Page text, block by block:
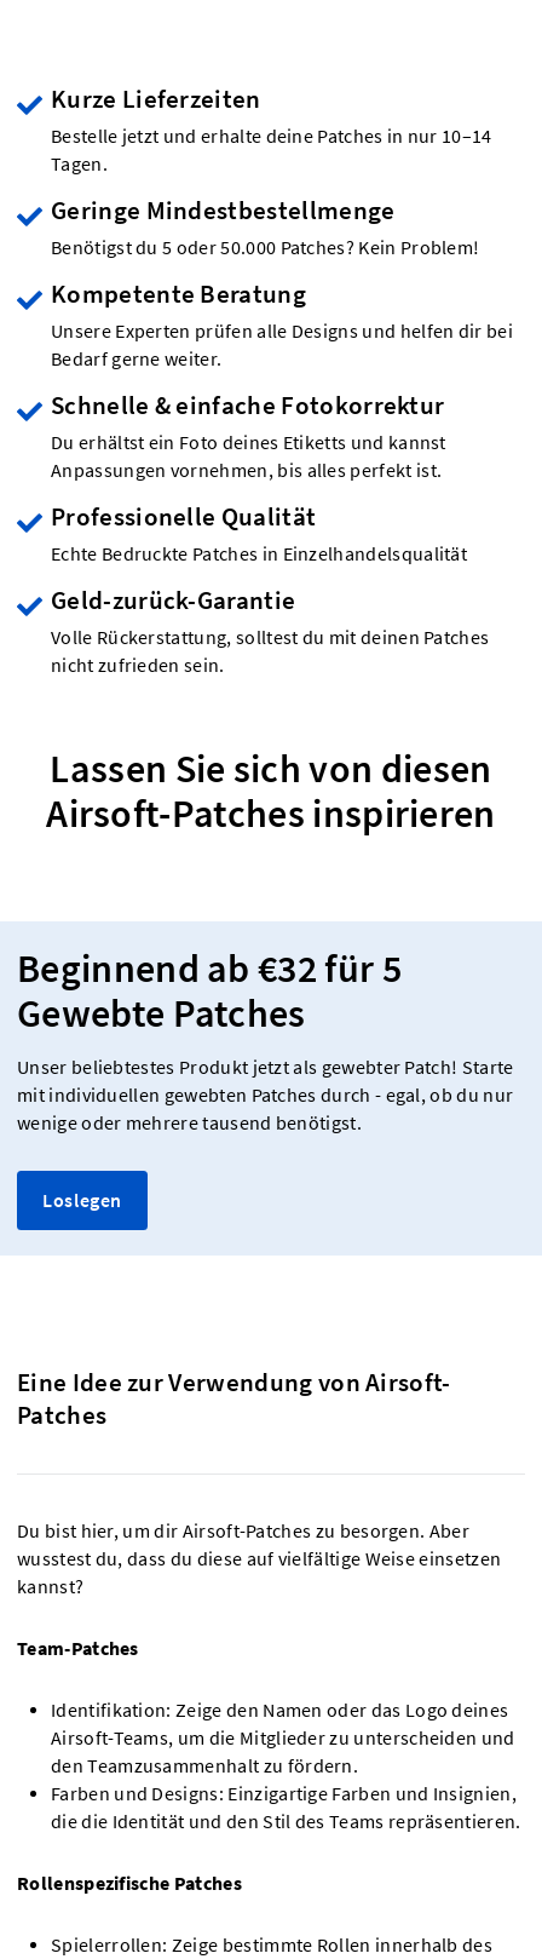
Kurze Lieferzeiten
Bestelle jetzt und erhalte deine Patches in nur 10–14
Tagen.
Geringe Mindestbestellmenge
Benötigst du 5 oder 50.000 Patches? Kein Problem!
Kompetente Beratung
Unsere Experten prüfen alle Designs und helfen dir bei
Bedarf gerne weiter.
Schnelle & einfache Fotokorrektur
Du erhältst ein Foto deines Etiketts und kannst
Anpassungen vornehmen, bis alles perfekt ist.
Professionelle Qualität
Echte Bedruckte Patches in Einzelhandelsqualität
Geld-zurück-Garantie
Volle Rückerstattung, solltest du mit deinen Patches
nicht zufrieden sein.
Lassen Sie sich von diesen
Airsoft-Patches inspirieren
Beginnend ab €32 für 5
Gewebte Patches
Unser beliebtestes Produkt jetzt als gewebter Patch! Starte
mit individuellen gewebten Patches durch - egal, ob du nur
wenige oder mehrere tausend benötigst.
Loslegen
Eine Idee zur Verwendung von Airsoft-
Patches
Du bist hier, um dir Airsoft-Patches zu besorgen. Aber
wusstest du, dass du diese auf vielfältige Weise einsetzen
kannst?
Team-Patches
Identifikation: Zeige den Namen oder das Logo deines
Airsoft-Teams, um die Mitglieder zu unterscheiden und
den Teamzusammenhalt zu fördern.
Farben und Designs: Einzigartige Farben und Insignien,
die die Identität und den Stil des Teams repräsentieren.
Rollenspezifische Patches
Spielerrollen: Zeige bestimmte Rollen innerhalb des